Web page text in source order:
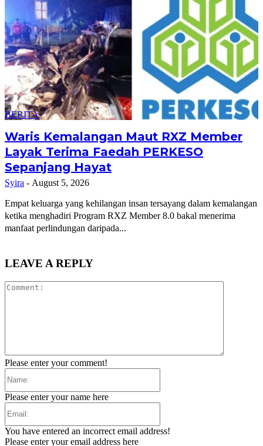
BERITA
Waris Kemalangan Maut RXZ Member
Layak Terima Faedah PERKESO
Sepanjang Hayat
Syira - August 5, 2026
Empat keluarga yang kehilangan insan tersayang dalam kemalangan
ketika menghadiri Program RXZ Member 8.0 bakal menerima
manfaat perlindungan daripada...
LEAVE A REPLY
Please enter your comment!
Please enter your name here
You have entered an incorrect email address!
Please enter your email address here